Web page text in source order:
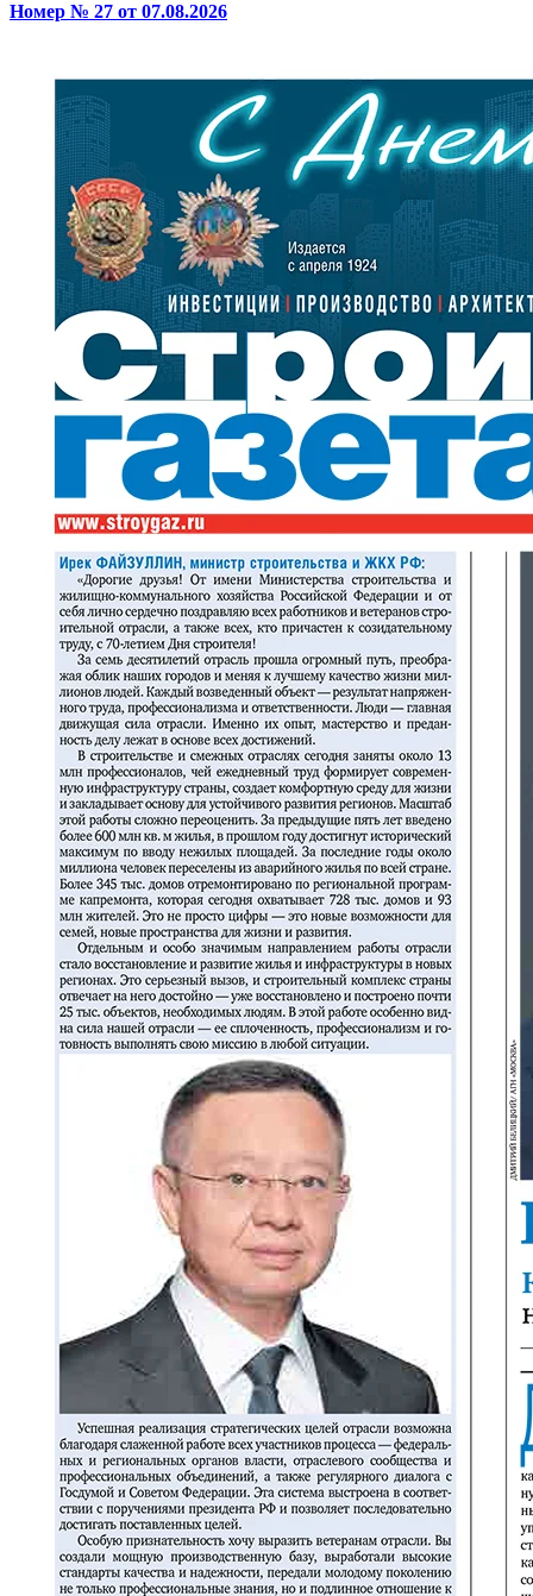
Номер № 27 от 07.08.2026